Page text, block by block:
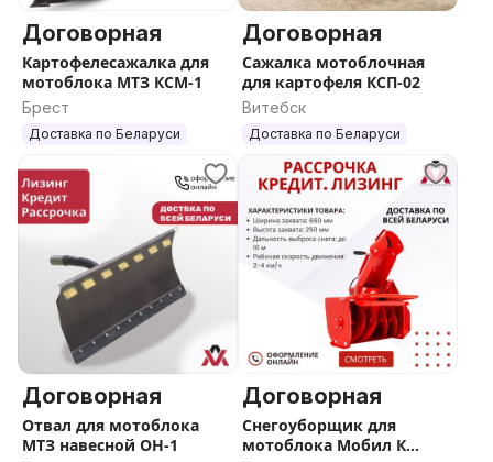
Договорная
Картофелесажалка для
мотоблока МТЗ КСМ-1
Брест
Доставка по Беларуси
Договорная
Сажалка мотоблочная
для картофеля КСП-02
Витебск
Доставка по Беларуси
Договорная
Отвал для мотоблока
МТЗ навесной ОН-1
Договорная
Снегоуборщик для
мотоблока Мобил К